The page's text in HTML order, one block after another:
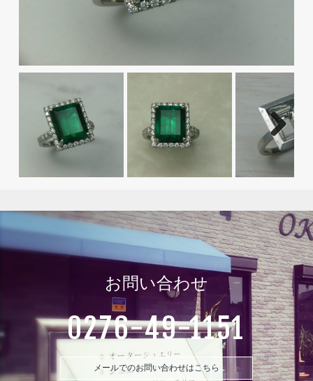
お問い合わせ
0276-49-1151
メールでのお問い合わせはこちら